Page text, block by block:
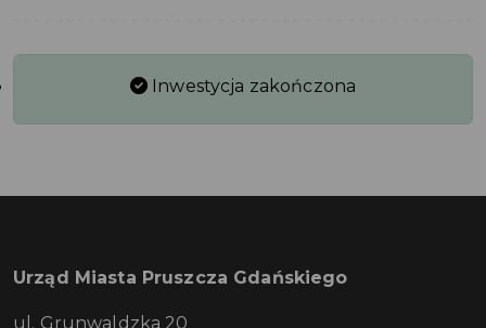
Inwestycja zakończona
Urząd Miasta Pruszcza Gdańskiego
ul. Grunwaldzka 20